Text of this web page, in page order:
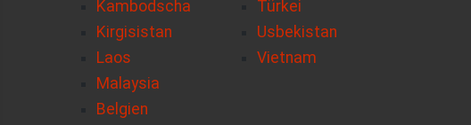
Kambodscha
Kirgisistan
Laos
Malaysia
Türkei
Usbekistan
Vietnam
Belgien